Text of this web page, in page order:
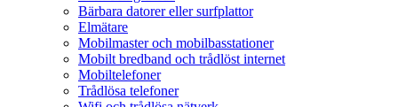
Bärbara datorer eller surfplattor
Elmätare
Mobilmaster och mobilbasstationer
Mobilt bredband och trådlöst internet
Mobiltelefoner
Trådlösa telefoner